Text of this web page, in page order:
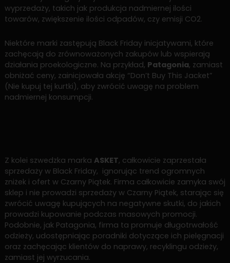
wyprzedaży, takich jak produkcja nadmiernej ilości
towarów, zwiększenie ilości odpadów, czy emisji CO2.
Niektóre marki zastępują Black Friday inicjatywami, które
zachęcają do zrównoważonych zakupów lub wspierają
działania proekologiczne. Na przykład, Patagonia, zamiast
obniżać ceny, zainicjowała akcję “Don’t Buy This Jacket”
(Nie kupuj tej kurtki), aby zwrócić uwagę na problem
nadmiernej konsumpcji.
Z kolei szwedzka marka ASKET, całkowicie zaprzestała
sprzedaży w Black Friday, ignorując trend ogromnych
zniżek i ofert w Czarny Piątek. Firma całkowicie zamyka swój
sklep i nie prowadzi sprzedaży w Czarny Piątek, starając się
zwrócić uwagę kupujących na negatywne skutki, do jakich
prowadzi kupowanie podczas masowych promocji.
Podobnie, jak Patagonia, firma ta promuje długotrwałość
odzieży, udostępniając poradniki dotyczące ich pielęgnacji
oraz zachęcając klientów do naprawy, recyklingu odzieży,
zamiast jej wyrzucania.